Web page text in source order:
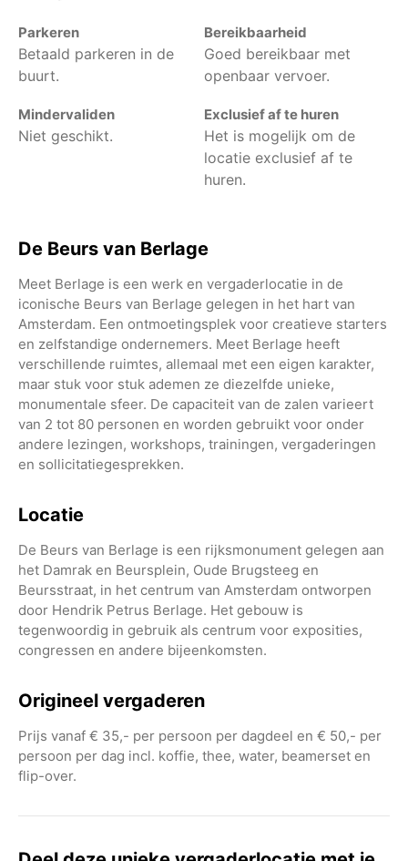
Parkeren
Betaald parkeren in de
buurt.
Bereikbaarheid
Goed bereikbaar met
openbaar vervoer.
Mindervaliden
Niet geschikt.
Exclusief af te huren
Het is mogelijk om de
locatie exclusief af te
huren.
De Beurs van Berlage
Meet Berlage is een werk en vergaderlocatie in de
iconische Beurs van Berlage gelegen in het hart van
Amsterdam. Een ontmoetingsplek voor creatieve starters
en zelfstandige ondernemers. Meet Berlage heeft
verschillende ruimtes, allemaal met een eigen karakter,
maar stuk voor stuk ademen ze diezelfde unieke,
monumentale sfeer. De capaciteit van de zalen varieert
van 2 tot 80 personen en worden gebruikt voor onder
andere lezingen, workshops, trainingen, vergaderingen
en sollicitatiegesprekken.
Locatie
De Beurs van Berlage is een rijksmonument gelegen aan
het Damrak en Beursplein, Oude Brugsteeg en
Beursstraat, in het centrum van Amsterdam ontworpen
door Hendrik Petrus Berlage. Het gebouw is
tegenwoordig in gebruik als centrum voor exposities,
congressen en andere bijeenkomsten.
Origineel vergaderen
Prijs vanaf € 35,- per persoon per dagdeel en € 50,- per
persoon per dag incl. koffie, thee, water, beamerset en
flip-over.